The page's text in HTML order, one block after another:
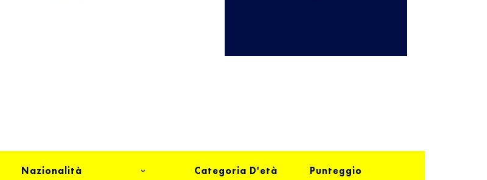
Nazionalità Categoria D'età Punteggio